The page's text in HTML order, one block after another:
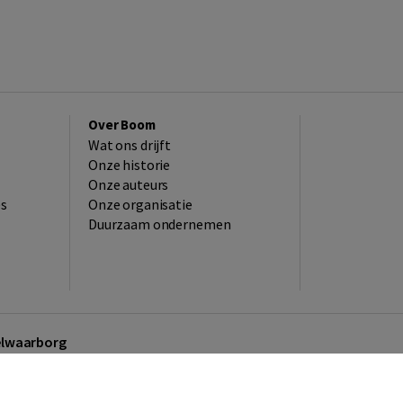
Over Boom
Wat ons drijft
Onze historie
Onze auteurs
Onze organisatie
Duurzaam ondernemen